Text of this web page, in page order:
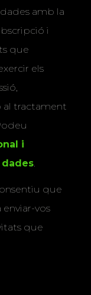
amb la
i
que
els
tractament
i
.
que
vos
que